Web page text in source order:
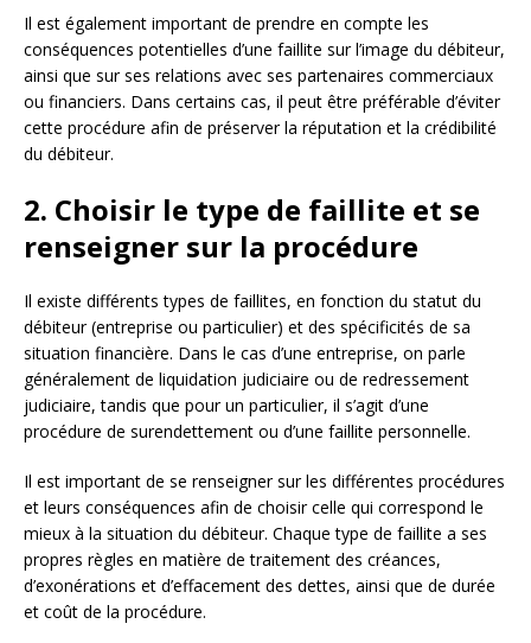
Il est également important de prendre en compte les
conséquences potentielles d’une faillite sur l’image du débiteur,
ainsi que sur ses relations avec ses partenaires commerciaux
ou financiers. Dans certains cas, il peut être préférable d’éviter
cette procédure afin de préserver la réputation et la crédibilité
du débiteur.
2. Choisir le type de faillite et se
renseigner sur la procédure
Il existe différents types de faillites, en fonction du statut du
débiteur (entreprise ou particulier) et des spécificités de sa
situation financière. Dans le cas d’une entreprise, on parle
généralement de liquidation judiciaire ou de redressement
judiciaire, tandis que pour un particulier, il s’agit d’une
procédure de surendettement ou d’une faillite personnelle.
Il est important de se renseigner sur les différentes procédures
et leurs conséquences afin de choisir celle qui correspond le
mieux à la situation du débiteur. Chaque type de faillite a ses
propres règles en matière de traitement des créances,
d’exonérations et d’effacement des dettes, ainsi que de durée
et coût de la procédure.